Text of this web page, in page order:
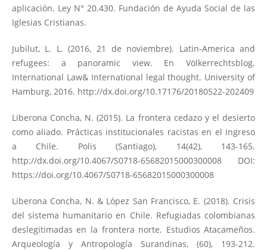
aplicación. Ley N° 20.430. Fundación de Ayuda Social de las
Iglesias Cristianas.
Jubilut, L. L. (2016, 21 de noviembre). Latin-America and
refugees: a panoramic view. En Völkerrechtsblog.
International Law& International legal thought. University of
Hamburg, 2016. http://dx.doi.org/10.17176/20180522-202409
Liberona Concha, N. (2015). La frontera cedazo y el desierto
como aliado. Prácticas institucionales racistas en el ingreso
a Chile. Polis (Santiago), 14(42), 143-165.
http://dx.doi.org/10.4067/S0718-65682015000300008DOI:
https://doi.org/10.4067/S0718-65682015000300008
Liberona Concha, N. & López San Francisco, E. (2018). Crisis
del sistema humanitario en Chile. Refugiadas colombianas
deslegitimadas en la frontera norte. Estudios Atacameños.
Arqueología y Antropología Surandinas, (60), 193-212.